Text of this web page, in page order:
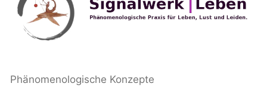
Phänomenologische Konzepte